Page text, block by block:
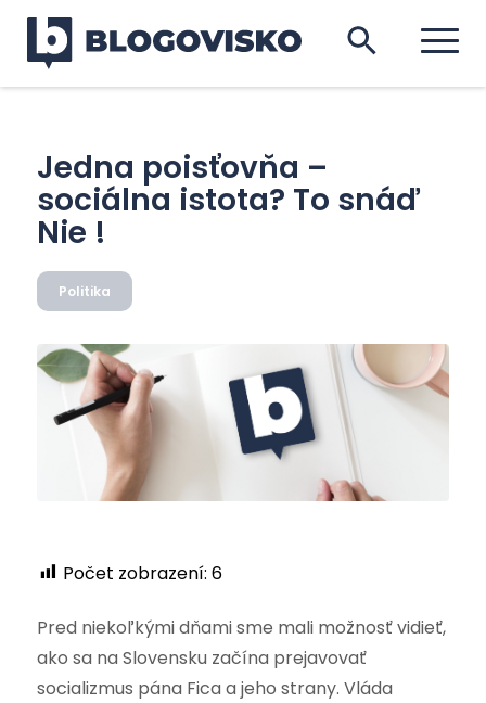
Jedna poisťovňa –
sociálna istota? To snáď
Nie !
Politika
Počet zobrazení: 6
Pred niekoľkými dňami sme mali možnosť vidieť,
ako sa na Slovensku začína prejavovať
socializmus pána Fica a jeho strany. Vláda